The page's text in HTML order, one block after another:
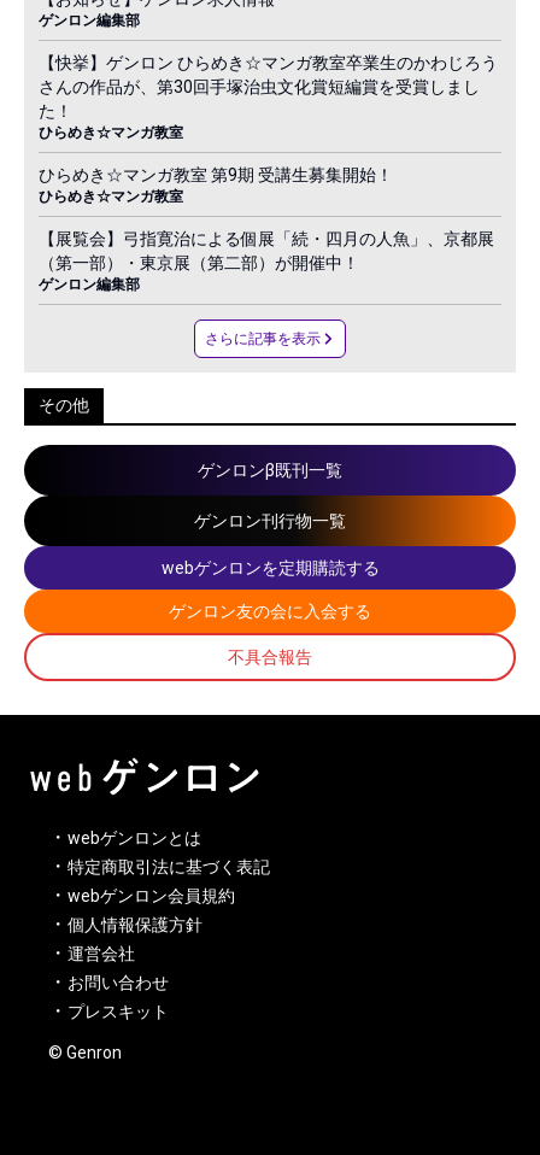
ゲンロン編集部
【快挙】ゲンロン ひらめき☆マンガ教室卒業生のかわじろう
さんの作品が、第30回手塚治虫文化賞短編賞を受賞しまし
た！
ひらめき☆マンガ教室
ひらめき☆マンガ教室 第9期 受講生募集開始！
ひらめき☆マンガ教室
【展覧会】弓指寛治による個展「続・四月の人魚」、京都展
（第一部）・東京展（第二部）が開催中！
ゲンロン編集部
さらに記事を表示
その他
ゲンロンβ既刊一覧
ゲンロン刊行物一覧
webゲンロンを定期購読する
ゲンロン友の会に入会する
不具合報告
webゲンロンとは
特定商取引法に基づく表記
webゲンロン会員規約
個人情報保護方針
運営会社
お問い合わせ
プレスキット
© Genron